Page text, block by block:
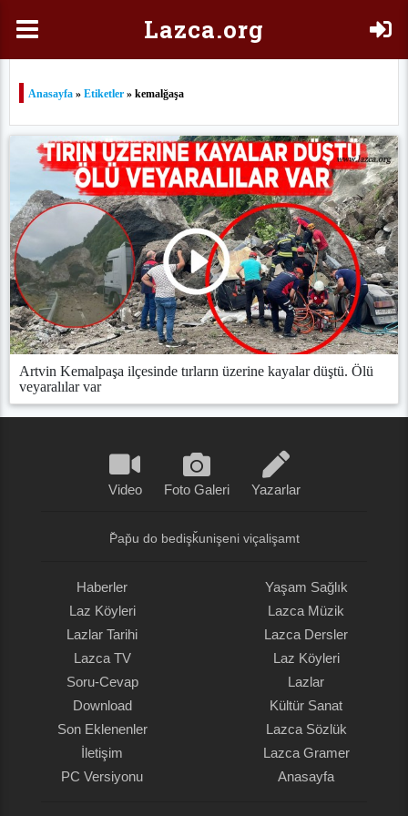
Lazca.org
Anasayfa » Etiketler » kemalğaşa
Artvin Kemalpaşa ilçesinde tırların üzerine kayalar düştü. Ölü
veyaralılar var
Video Foto Galeri Yazarlar
P̌ap̌u do bedişǩunişeni viçalişamt
Haberler
Laz Köyleri
Lazlar Tarihi
Lazca TV
Soru-Cevap
Download
Son Eklenenler
İletişim
PC Versiyonu
Yaşam Sağlık
Lazca Müzik
Lazca Dersler
Laz Köyleri
Lazlar
Kültür Sanat
Lazca Sözlük
Lazca Gramer
Anasayfa